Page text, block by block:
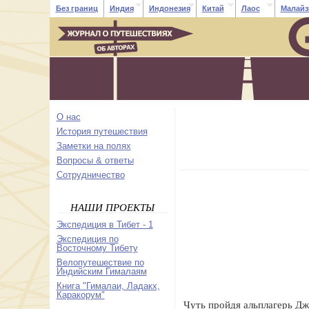
Без границ Индия Индонезия Китай Лаос
Чуть пройдя альплагерь
О нас
История путешествия
Заметки на полях
Вопросы & ответы
Cотрудничество
НАШИ ПРОЕКТЫ
Экспедиция в Тибет - 1
Экспедиция по
Восточному Тибету
Велопутешествие по
Индийским Гималаям
Книга "Гималаи, Ладакх,
Каракорум"